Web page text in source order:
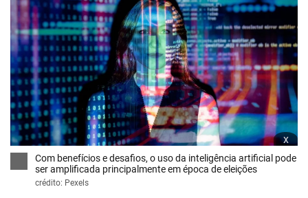
x
Com benefícios e desafios, o uso da inteligência artificial pode
ser amplificada principalmente em época de eleições
crédito: Pexels